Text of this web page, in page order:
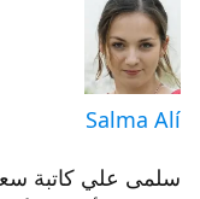
Salma Alí
سلمى علي كاتبة